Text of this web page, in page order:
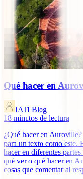
Qué hacer en
IATI Blog
18 minutos de lectura
¿Qué hacer en
para un texto como este.
hacer en diferentes
qué ver o qué hacer en
cosas que comentar al